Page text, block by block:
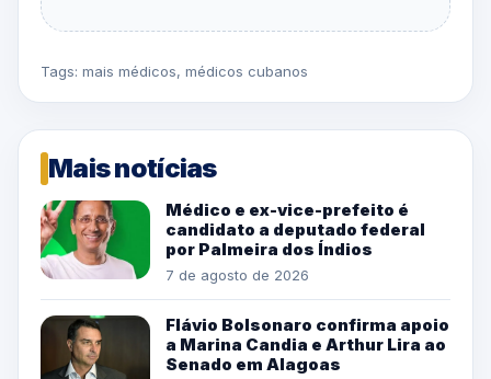
Tags: mais médicos, médicos cubanos
Mais notícias
Médico e ex-vice-prefeito é
candidato a deputado federal
por Palmeira dos Índios
7 de agosto de 2026
Flávio Bolsonaro confirma apoio
a Marina Candia e Arthur Lira ao
Senado em Alagoas